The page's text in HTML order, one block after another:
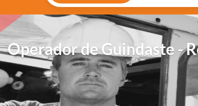
Operador de Guindaste -